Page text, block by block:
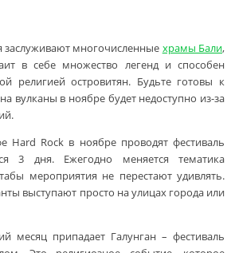
многочисленные храмы Бали,
в себе множество легенд и способен
религией островитян. Будьте готовы к
вулканы в ноябре будет недоступно из-за
Hard Rock в ноябре проводят фестиваль
3 дня. Ежегодно меняется тематика
мероприятия не перестают удивлять.
выступают просто на улицах города или
месяц припадает Галунган – фестиваль